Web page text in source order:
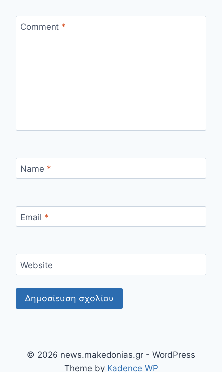
Comment *
Name *
Email *
Website
© 2026 news.makedonias.gr - WordPress
Theme by Kadence WP